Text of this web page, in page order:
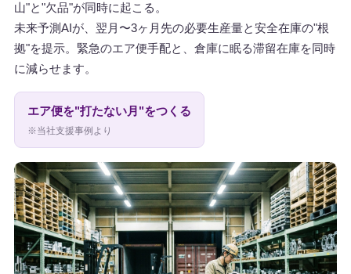
山"と"欠品"が同時に起こる。
未来予測AIが、翌月〜3ヶ月先の必要生産量と安全在庫の"根
拠"を提示。緊急のエア便手配と、倉庫に眠る滞留在庫を同時
に減らせます。
エア便を"打たない月"をつくる
※当社支援事例より